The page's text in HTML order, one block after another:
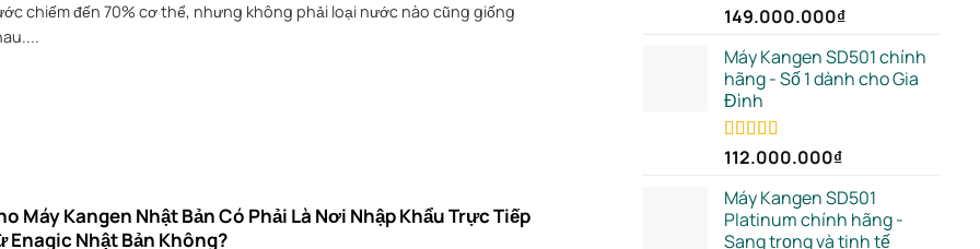
chiếm đến 70% cơ thể, nhưng không phải loại nước nào cũng giống
Máy Kangen Nhật Bản Có Phải Là Nơi Nhập Khẩu Trực Tiếp
Enagic Nhật Bản Không?
Rated5.00
149.000.000₫
Máy Kangen SD501 chính
hãng - Số 1 dành cho Gia
Đình
Rated5.00
112.000.000₫
Máy Kangen SD501
Platinum chính hãng -
Sang trọng và tinh tế